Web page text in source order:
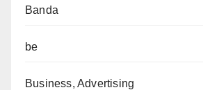
Banda
be
Business, Advertising